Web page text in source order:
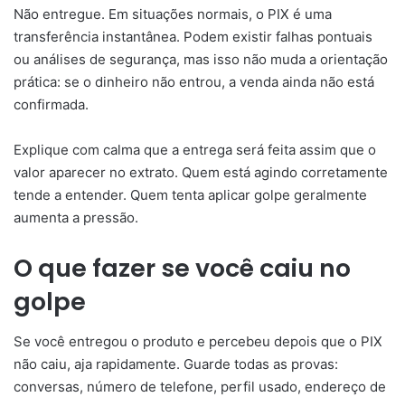
Não entregue. Em situações normais, o PIX é uma
transferência instantânea. Podem existir falhas pontuais
ou análises de segurança, mas isso não muda a orientação
prática: se o dinheiro não entrou, a venda ainda não está
confirmada.
Explique com calma que a entrega será feita assim que o
valor aparecer no extrato. Quem está agindo corretamente
tende a entender. Quem tenta aplicar golpe geralmente
aumenta a pressão.
O que fazer se você caiu no
golpe
Se você entregou o produto e percebeu depois que o PIX
não caiu, aja rapidamente. Guarde todas as provas:
conversas, número de telefone, perfil usado, endereço de